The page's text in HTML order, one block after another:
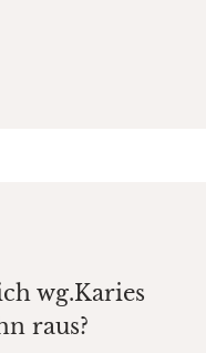
wg.Karies
raus?